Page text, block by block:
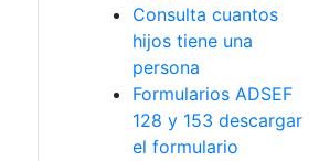
Consulta cuantos
hijos tiene una
persona
Formularios ADSEF
128 y 153 descargar
el formulario